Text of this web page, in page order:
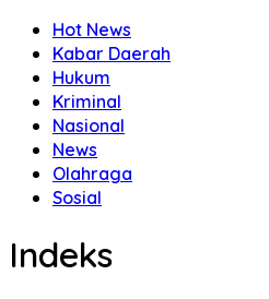
Hot News
Kabar Daerah
Hukum
Kriminal
Nasional
News
Olahraga
Sosial
Indeks